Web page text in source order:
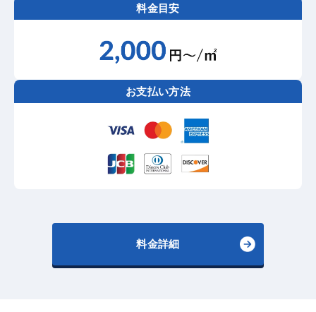
料金目安
お支払い方法
料金詳細